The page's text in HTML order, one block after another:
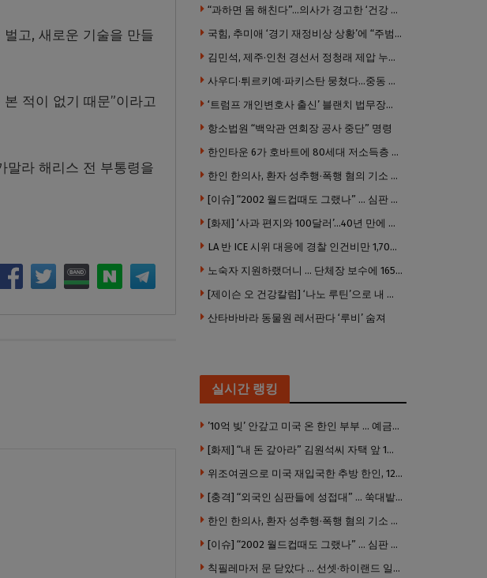
고, 새로운 기술을 만들
적이 없기 때문”이라고
말라 해리스 전 부통령을
“과하면 몸 해친다”…의사가 경고한 ‘건강 습관’ 5가지
국힘, 추미애 ‘경기 재정비상 상황’에 “주범은 이재명 전 지사”
김민석, 제주·인천 경선서 정청래 제압 누적 1위 탈환
사우디·튀르키예·파키스탄 뭉쳤다…중동 새 안보축 부상하나
‘트럼프 개인변호사 출신’ 블랜치 법무장관 인준…상원 50대49 가결
항소법원 “백악관 연회장 공사 중단” 명령
한인타운 6가 호바트에 80세대 저소득층 아파트 준공
한인 한의사, 환자 성추행·폭행 혐의 기소 … 면허 긴급정지
[이슈] “2002 월드컵때도 그랬나” … 심판 성접대 의혹 해외로 일파만파, 4강 신화까지 불똥
[화제] ‘사과 편지와 100달러’…40년 만에 훔친 책 돌려준 절도범
LA 반 ICE 시위 대응에 경찰 인건비만 1,700만 달러 썼다.
노숙자 지원하랬더니 … 단체장 보수에 165만 달러 ‘펑펑’
[제이슨 오 건강칼럼] ‘나노 루틴’으로 내 몸 기적 만들기
산타바바라 동물원 레서판다 ‘루비’ 숨져
실시간 랭킹
’10억 빚’ 안갚고 미국 온 한인 부부 … 예금보험공사, 미국서 소송
[화제] “내 돈 갚아라” 김원석씨 자택 앞 1인 광대 시위 … 한인 투자사, “108만 달러 못받아”
위조여권으로 미국 재입국한 추방 한인, 120만 달러 은행 사기 행각
[충격] “외국인 심판들에 성접대” … 쑥대밭된 축협 어디까지 추락하나
한인 한의사, 환자 성추행·폭행 혐의 기소 … 면허 긴급정지
[이슈] “2002 월드컵때도 그랬나” … 심판 성접대 의혹 해외로 일파만파, 4강 신화까지 불똥
칙필레마저 문 닫았다 … 선셋·하이랜드 일대 ‘황량한 거리’로